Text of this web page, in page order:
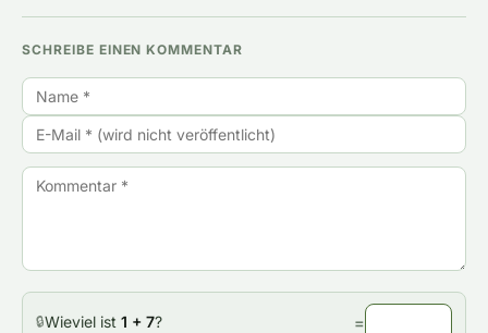
SCHREIBE EINEN KOMMENTAR
🔒Wieviel ist 1 + 7? =